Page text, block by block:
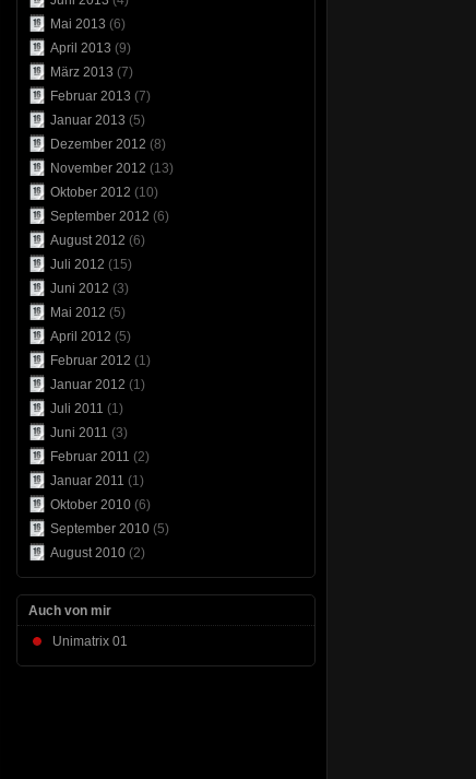
Mai 2013 (6)
April 2013 (9)
März 2013 (7)
Februar 2013 (7)
Januar 2013 (5)
Dezember 2012 (8)
November 2012 (13)
Oktober 2012 (10)
September 2012 (6)
August 2012 (6)
Juli 2012 (15)
Juni 2012 (3)
Mai 2012 (5)
April 2012 (5)
Februar 2012 (1)
Januar 2012 (1)
Juli 2011 (1)
Juni 2011 (3)
Februar 2011 (2)
Januar 2011 (1)
Oktober 2010 (6)
September 2010 (5)
August 2010 (2)
Auch von mir
Unimatrix 01